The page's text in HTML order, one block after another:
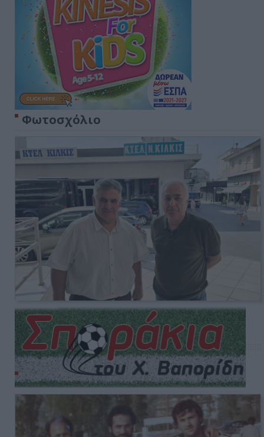
Φωτοσχόλιο